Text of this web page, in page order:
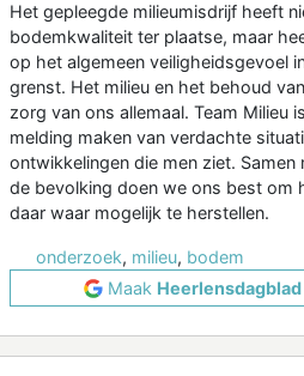
Het gepleegde milieumisdrijf heeft
bodemkwaliteit ter plaatse, maar
op het algemeen veiligheidsgevoel
grenst. Het milieu en het behoud
zorg van ons allemaal. Team Milieu
melding maken van verdachte
ontwikkelingen die men ziet.
de bevolking doen we ons best om
daar waar mogelijk te herstellen.
onderzoek, milieu, bodem
Maak Heerlensdagblad